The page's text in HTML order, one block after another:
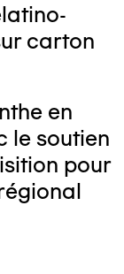
carton
en
le soutien
pour